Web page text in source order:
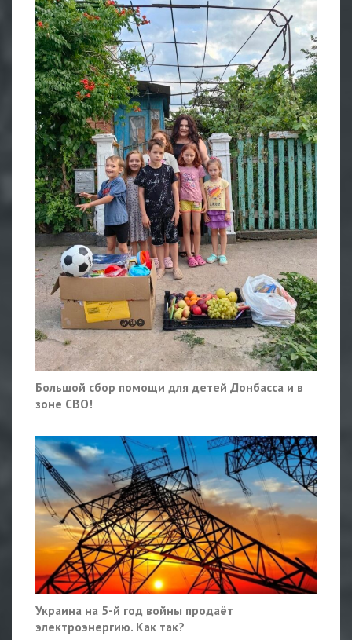
Большой сбор помощи для детей Донбасса и в
зоне СВО!
Украина на 5-й год войны продаёт
электроэнергию. Как так?